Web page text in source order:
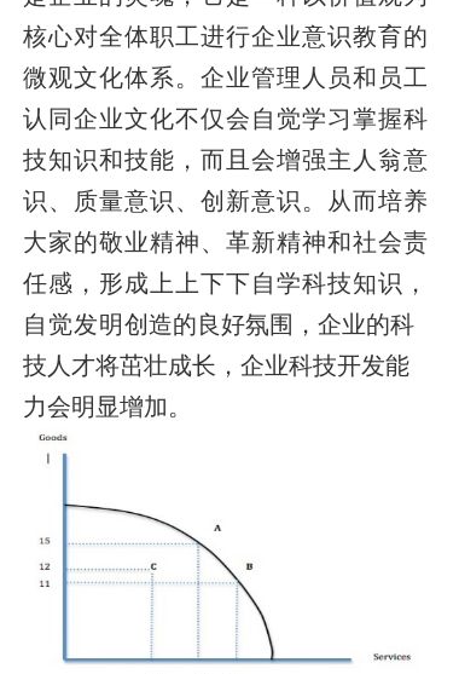
核心对全体职工进行企业意识教育的
微观文化体系。企业管理人员和员工
认同企业文化不仅会自觉学习掌握科
技知识和技能，而且会增强主人翁意
识、质量意识、创新意识。从而培养
大家的敬业精神、革新精神和社会责
任感，形成上上下下自学科技知识，
自觉发明创造的良好氛围，企业的科
技人才将茁壮成长，企业科技开发能
力会明显增加。